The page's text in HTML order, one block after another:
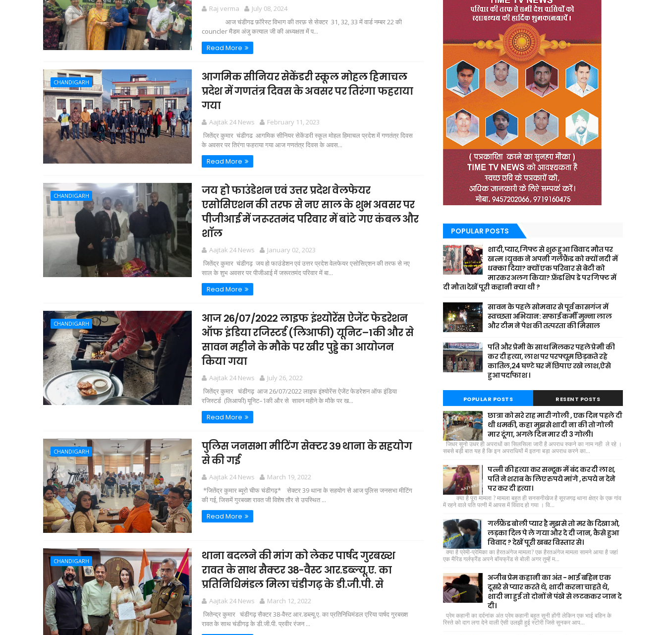
Raj verma
July 08, 2024
आज चंडीगढ फ़ॉरेस्ट विभाग की तरफ़ से सेक्टर 31, 32, 33 में वार्ड नम्बर 22 की
councler मैडम अंजु कत्याल जी की अध्यक्षता में प...
Read More
CHANDIGARH
आगमिक सीनियर सेकेंडरी स्कूल मोहल हिमाचल
प्रदेश में गणतंत्र दिवस के अवसर पर तिरंगा फहराया
गया
Aajtak 24 News
February 11, 2023
जितेंद्र कुमार चंडीगढ आगमिक सीनियर सेकेंडरी स्कूल मोहल हिमाचल प्रदेश में गणतंत्र दिवस
के अवसर पर तिरंगा फहराया गया आज गणतंत्र दिवस के अवस...
Read More
CHANDIGARH
जय हो फाउंडेशन एवं उत्तर प्रदेश वेलफेयर
एसोसिएशन की तरफ से नए साल के शुभ अवसर पर
पीजीआई में जरूरतमंद परिवार में बांटे गए कंबल और
शॉल
Aajtak 24 News
January 02, 2023
जितेंद्र कुमार चंडीगढ़ जय हो फाउंडेशन एवं उत्तर प्रदेश वेलफेयर एसोसिएशन की तरफ से नए
साल के शुभ अवसर पर पीजीआई में जरूरतमंद परिवार में बा...
Read More
CHANDIGARH
आज 26/07/2022 लाइफ इंश्योरेंस ऐजेंट फेडरेशन
ऑफ इंडिया रजिस्टर्ड (लिआफी) यूनिट–1की और से
सावन महीने के मौके पर खीर पुड्डे का आयोजन
किया गया
Aajtak 24 News
July 26, 2022
जितेंद्र कुमार चंडीगढ़ आज 26/07/2022 लाइफ इंश्योरेंस ऐजेंट फेडरेशन ऑफ इंडिया
रजिस्टर्ड (लिआफी) यूनिट–1की और से सावन महीने के मौके पर ख...
Read More
CHANDIGARH
पुलिस जनसभा मीटिंग सेक्टर 39 थाना के सहयोग
से की गई
Aajtak 24 News
March 19, 2022
*जितेंद्र कुमार ब्यूरो चीफ चंडीगढ़* सेक्टर 39 थाना के सहयोग से आज पुलिस जनसभा मीटिंग
की गई, जिसमें गुरबख्श रावत जी विशेष तौर से उपस्थित ...
Read More
CHANDIGARH
थाना बदलने की मांग को लेकर पार्षद गुरबख्श
रावत के साथ सैक्टर 38-वैस्ट आर.डब्ल्यू.ए. का
प्रतिनिधिमंडल मिला चंडीगढ़ के डी.जी.पी. से
Aajtak 24 News
March 12, 2022
जितेन्द्र कुमार चंडीगढ़ सैक्टर 38-वैस्ट आर.डब्ल्यू.ए. का प्रतिनिधिमंडल एरिया पार्षद गुरबख्श
रावत के साथ चंडीगढ़ के डी.जी.पी. प्रवीर रंजन ...
POPULAR POSTS
शादी,प्यार,गिफ्ट से शुरू हुआ विवाद मौत पर
खत्म । युवक ने अपनी गर्लफ्रैंड को क्यों नदी में
धक्का दिया? क्यों एक परिवार से बेटी को
मारकर अलग किया? फ़्रेंडशिप डे पर गिफ्ट में
दी मौत। देखें पूरी कहानी क्या थी ?
सावन के पहले सोमवार से पूर्व कासगंज में
स्वच्छता अभियान: सफाई कर्मी मुन्ना लाल
और टीम ने पेश की तत्परता की मिसाल
पति और प्रेमी के साथ मिलकर पहले प्रेमी की
कर दी हत्या, लाश पर परफ्यूम छिड़कते रहे
कातिल,24 घण्टे घर में छिपाए रखे लाश,ऐसे
हुआ पर्दाफाश ।
POPULAR POSTS RESENT POSTS
छात्रा को सरे राह मारी गोली , एक दिन पहले दी
थी धमकी, कहा मुझसे शादी ना की तो गोली
मार दूंगा, अगले दिन मार दी 3 गोली।
जिधर सुनो उधर ही अपराधों का सिलसिला जारी है अपराध रुकने का नाम नही ले रहे ।
सबसे बड़ी बात यह है कि इन अपराधियों में इतना बड़ा अपराध करने का...
पत्नी की हत्या कर सन्दूक में बंद कर दी लाश,
पति ने शराब के लिए रुपये मांगे , रुपये न देने
पर कर दी हत्या।
क्या है पूरा मामला ? मामला बहुत ही सनसनीखेज है सूरजगढ़ थाना क्षेत्र के एक गांव
में रहने वाले पति पत्नी में आपस में विवाद हो गया । वि...
गर्लफ्रैंड बोली प्यार है मुझसे तो मर के दिखाओ,
लड़का दिल पे ले गया और दे दी जान, कैसे हुआ
विवाद ? देखें पूरी खबर विस्तार से।
क्या है प्रेमी-प्रेमिका का हैरतअंगेज मामला? एक हैरतअंगेज मामला सामने आया है जहां
एक मैरिड गर्लफ्रैंड अपने बॉयफ्रेंड से बोली अगर तुम्हें म...
अजीब प्रेम कहानी का अंत - भाई बहिन एक
दूसरे से प्यार करते थे, शादी करना चाहते थे,
शादी ना हुई तो दोनों ने पंखे से लटककर जान दे
दी।
प्रेम कहानी का दर्दनांक अंत प्रेम कहानी बहुत सुनी होंगी लेकिन एक भाई बहिन के
रिस्ते को दाग लगा देने वाली ऐसी उलझी हुई स्टोरी जिसे सुनकर आप...